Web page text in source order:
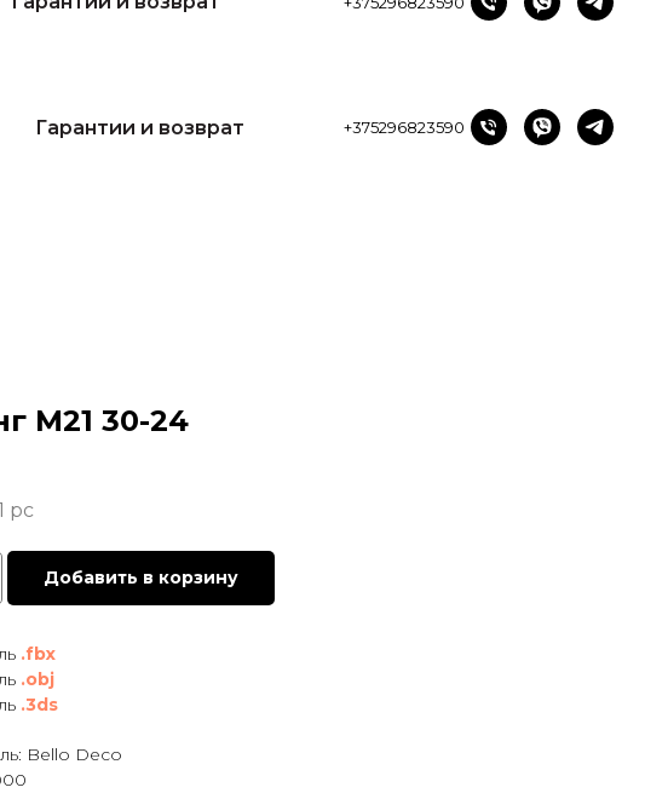
Гарантии и возврат +375296823590
М21 30-24
pc
Добавить в корзину
.fbx
.obj
.3ds
Bello Deco